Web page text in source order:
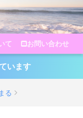
て お問い合わせ
います
る